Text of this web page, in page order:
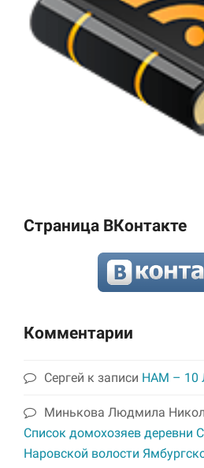
Страница ВКонтакте
Комментарии
Сергей к записи НАМ – 10
Минькова Людмила
Список домохозяев деревни
Наровской волости